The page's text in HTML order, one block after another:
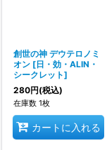
創世の神 デウテロノミ
オン [日・効・ALIN・
シークレット]
280円(税込)
在庫数 1枚
カートに入れる